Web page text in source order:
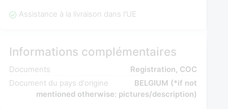
Assistance à la livraison dans l'UE
Informations complémentaires
Documents
Registration, COC
Document du pays d'origine
BELGIUM (*if not
mentioned otherwise: pictures/description)